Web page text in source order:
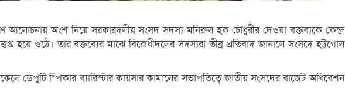
আলোচনায় অংশ নিয়ে সরকারদলীয় সংসদ সদস্য মনিরুল হক চৌধুরীর দেওয়া বক্তব্যকে কেন্দ্র
হয়ে ওঠে। তার বক্তব্যের মাঝে বিরোধীদলের সদস্যরা তীব্র প্রতিবাদ জানালে সংসদে হট্টগোল
ডেপুটি স্পিকার ব্যারিস্টার কায়সার কামালের সভাপতিত্বে জাতীয় সংসদের বাজেট অধিবেশন